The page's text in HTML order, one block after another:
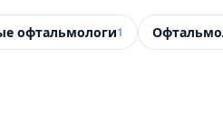
офтальмологи1